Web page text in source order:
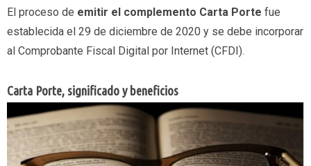
El proceso de emitir el complemento Carta Porte fue
establecida el 29 de diciembre de 2020 y se debe incorporar
al Comprobante Fiscal Digital por Internet (CFDI).
Carta Porte, significado y beneficios